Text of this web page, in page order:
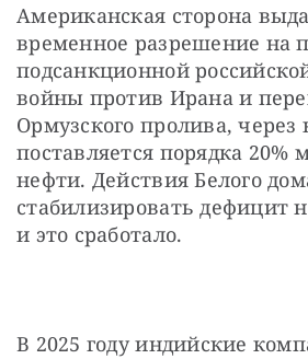
Американская сторона
временное разрешение на
подсанкционной
войны против Ирана и
Ормузского пролива, через
поставляется порядка 20%
нефти. Действия Белого
стабилизировать дефицит
и это сработало.
В 2025 году индийские